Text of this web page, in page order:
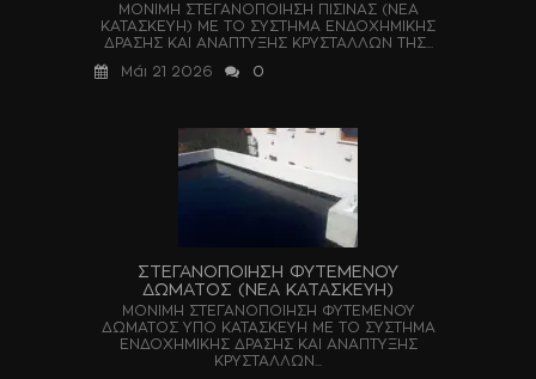
ΜΟΝΙΜΗ ΣΤΕΓΑΝΟΠΟΙΗΣΗ ΠΙΣΙΝΑΣ (ΝΕΑ
ΚΑΤΑΣΚΕΥΗ) ΜΕ ΤΟ ΣΥΣΤΗΜΑ ΕΝΔΟΧΗΜΙΚΗΣ
ΔΡΑΣΗΣ ΚΑΙ ΑΝΑΠΤΥΞΗΣ ΚΡΥΣΤΑΛΛΩΝ ΤΗΣ...
Μάι 21 2026
0
ΣΤΕΓΑΝΟΠΟΙΗΣΗ ΦΥΤΕΜΕΝΟΥ
ΔΩΜΑΤΟΣ (ΝΕΑ ΚΑΤΑΣΚΕΥΗ)
ΜΟΝΙΜΗ ΣΤΕΓΑΝΟΠΟΙΗΣΗ ΦΥΤΕΜΕΝΟΥ
ΔΩΜΑΤΟΣ ΥΠΟ ΚΑΤΑΣΚΕΥΗ ΜΕ ΤΟ ΣΥΣΤΗΜΑ
ΕΝΔΟΧΗΜΙΚΗΣ ΔΡΑΣΗΣ ΚΑΙ ΑΝΑΠΤΥΞΗΣ
ΚΡΥΣΤΑΛΛΩΝ...